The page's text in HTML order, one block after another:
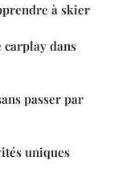
à skier
dans
passer par
uniques